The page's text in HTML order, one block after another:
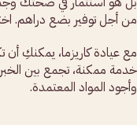
من أجل توفير بضع دراهم.
مع عيادة كاريزما، يمكنكِ
خدمة ممكنة، تجمع بين
وأجود المواد المعتمدة.